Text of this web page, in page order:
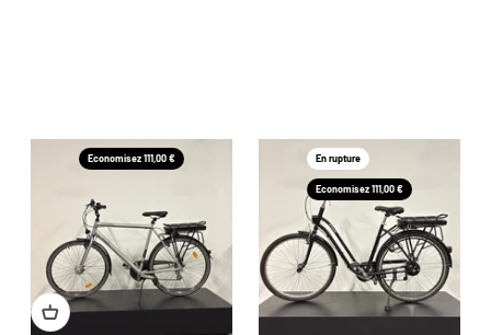
Economisez 111,00 € En rupture
Economisez 111,00 €